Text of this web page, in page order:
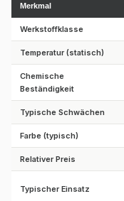
Merkmal
Werkstoffklasse
Temperatur (statisch)
Chemische
Beständigkeit
Typische Schwächen
Farbe (typisch)
Relativer Preis
Typischer Einsatz